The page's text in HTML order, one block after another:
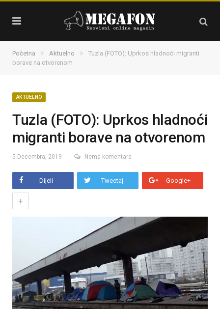
Početna » Aktuelno »
Tuzla (FOTO): Uprkos hladnoći migranti
borave na otvorenom
AKTUELNO
Tuzla (FOTO): Uprkos hladnoći
migranti borave na otvorenom
5 Decembra, 2019 Nema komentara
Dijeli Tweetaj Google+
+